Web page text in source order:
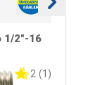
1/2"-16
2 (1 )